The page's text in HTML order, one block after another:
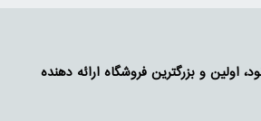
اولین و بزرگترین فروشگاه ارائه دهنده